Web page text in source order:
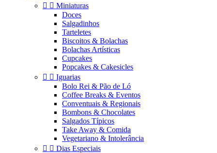
  Miniaturas
Doces
Salgadinhos
Tarteletes
Biscoitos & Bolachas
Bolachas Artísticas
Cupcakes
Popcakes & Cakesicles
  Iguarias
Bolo Rei & Pão de Ló
Coffee Breaks & Eventos
Conventuais & Regionais
Bombons & Chocolates
Salgados Típicos
Take Away & Comida
Vegetariano & Intolerância
  Dias Especiais